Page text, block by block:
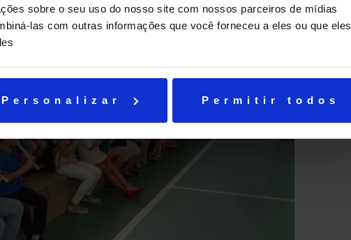
sobre o seu uso do nosso site com nossos parceiros de mídias
las com outras informações que você forneceu a eles ou que eles
Personalizar Permitir todos